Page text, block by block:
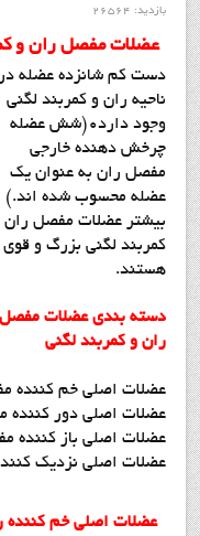
بازدید: 26564
عضلات مفصل ران و
دست کم شانزده عضله در
ناحیه ران و کمربند لگنی
وجود دارد0(شش عضله
چرخش دهنده خارجی
مفصل ران به عنوان یک
عضله محسوب شده اند.)
بیشتر عضلات مفصل ران
کمربند لگنی بزرگ و قوی
هستند.
دسته بندی عضلات مفصل
ران و کمربند لگنی
عضلات اصلی خم کننده
عضلات اصلی دور
عضلات اصلی باز کننده
عضلات اصلی نزدیک
عضلات اصلی خم